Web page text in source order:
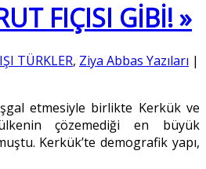
FIÇISI GİBİ! »
TÜRKLER, Ziya Abbas Yazıları |
işgal etmesiyle birlikte Kerkük ve
çözemediği en büyük
Kerkük’te demografik yapı,